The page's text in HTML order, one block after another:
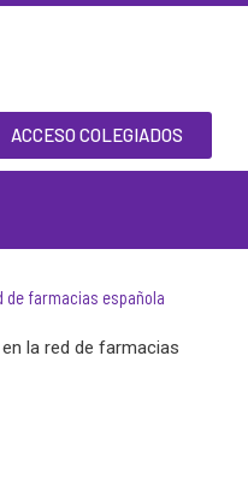
ACCESO COLEGIADOS
de farmacias española
la red de farmacias